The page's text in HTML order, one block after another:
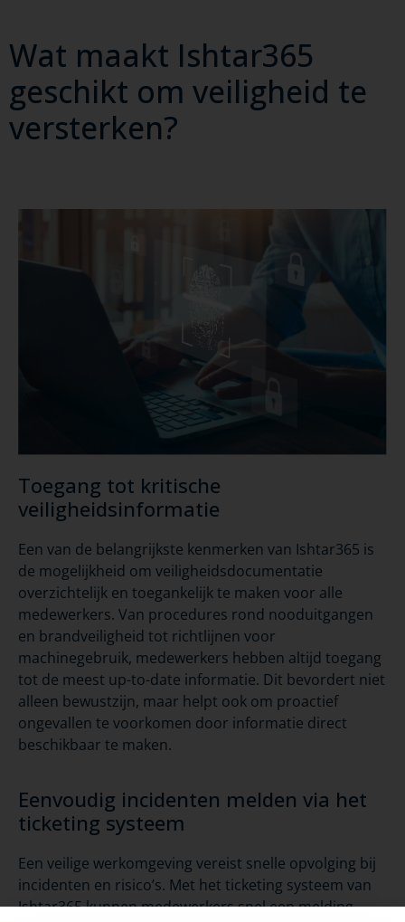
Wat maakt Ishtar365
geschikt om veiligheid te
versterken?
Toegang tot kritische
veiligheidsinformatie
Een van de belangrijkste kenmerken van Ishtar365 is
de mogelijkheid om veiligheidsdocumentatie
overzichtelijk en toegankelijk te maken voor alle
medewerkers. Van procedures rond nooduitgangen
en brandveiligheid tot richtlijnen voor
machinegebruik, medewerkers hebben altijd toegang
tot de meest up-to-date informatie. Dit bevordert niet
alleen bewustzijn, maar helpt ook om proactief
ongevallen te voorkomen door informatie direct
beschikbaar te maken.
Eenvoudig incidenten melden via het
ticketing systeem
Een veilige werkomgeving vereist snelle opvolging bij
incidenten en risico’s. Met het ticketing systeem van
Ishtar365kunnen medewerkers snel een melding